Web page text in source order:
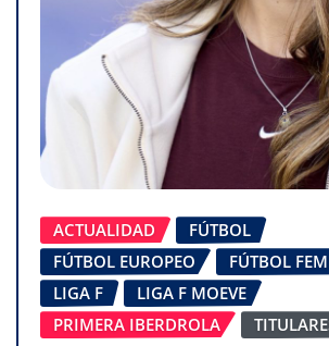
ACTUALIDAD
FÚTBOL
FÚTBOL EUROPEO
FÚTBOL
LIGA F
LIGA F MOEVE
PRIMERA IBERDROLA